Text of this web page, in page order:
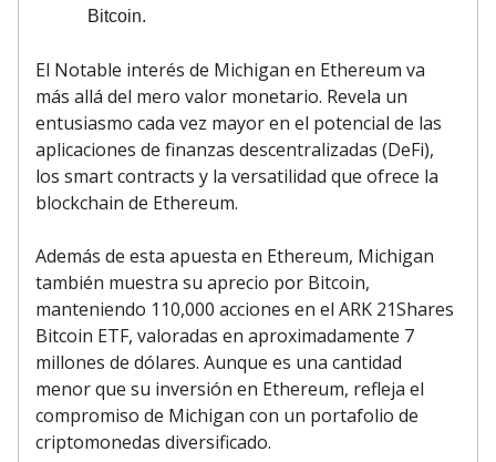
Bitcoin.
El Notable interés de Michigan en Ethereum va
más allá del mero valor monetario. Revela un
entusiasmo cada vez mayor en el potencial de las
aplicaciones de finanzas descentralizadas (DeFi),
los smart contracts y la versatilidad que ofrece la
blockchain de Ethereum.
Además de esta apuesta en Ethereum, Michigan
también muestra su aprecio por Bitcoin,
manteniendo 110,000 acciones en el ARK 21Shares
Bitcoin ETF, valoradas en aproximadamente 7
millones de dólares. Aunque es una cantidad
menor que su inversión en Ethereum, refleja el
compromiso de Michigan con un portafolio de
criptomonedas diversificado.